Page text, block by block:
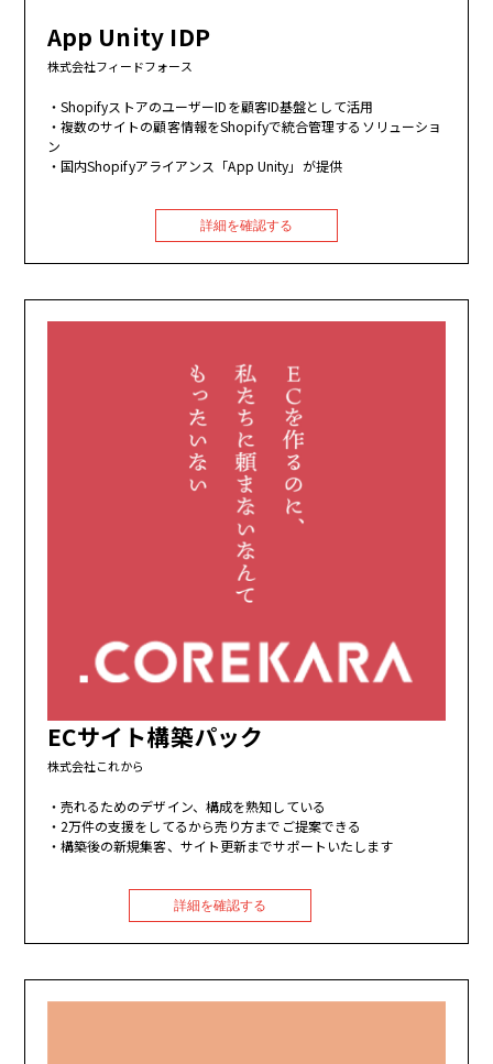
App Unity IDP
株式会社フィードフォース
ShopifyストアのユーザーIDを顧客ID基盤として活用
複数のサイトの顧客情報をShopifyで統合管理するソリューショ
ン
国内Shopifyアライアンス「App Unity」が提供
詳細を確認する
ECサイト構築パック
株式会社これから
売れるためのデザイン、構成を熟知している
2万件の支援をしてるから売り方までご提案できる
構築後の新規集客、サイト更新までサポートいたします
詳細を確認する